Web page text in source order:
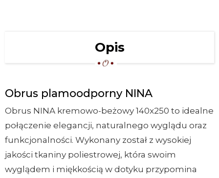
Opis
Obrus plamoodporny NINA
Obrus NINA kremowo-beżowy 140x250 to idealne
połączenie elegancji, naturalnego wyglądu oraz
funkcjonalności. Wykonany został z wysokiej
jakości tkaniny poliestrowej, która swoim
wyglądem i miękkością w dotyku przypomina